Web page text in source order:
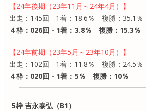
【24年後期（23年11月～24年4月）】
出走：145回 - 1着：18.6％ 複勝：35.1％
４枠：026回 - 1着：3.8％ 複勝：15.3％
【24年前期（23年5月～23年10月）】
出走：102回 - 1着：11.8％ 複勝：24.5％
４枠：020回 - 1着：5％ 複勝：10％
5枠 吉永泰弘（B1）